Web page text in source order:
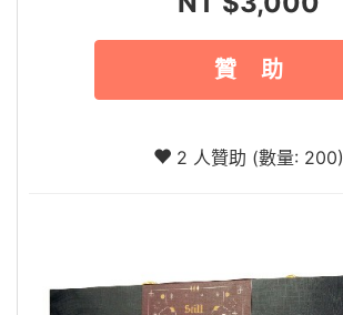
贊 助
2 人贊助 (數量: 200)